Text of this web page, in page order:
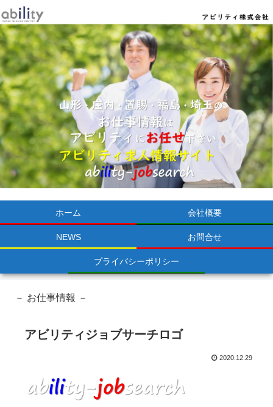
ホーム 会社概要
NEWS お問合せ
プライバシーポリシー
－ お仕事情報 －
アビリティジョブサーチロゴ
2020.12.29